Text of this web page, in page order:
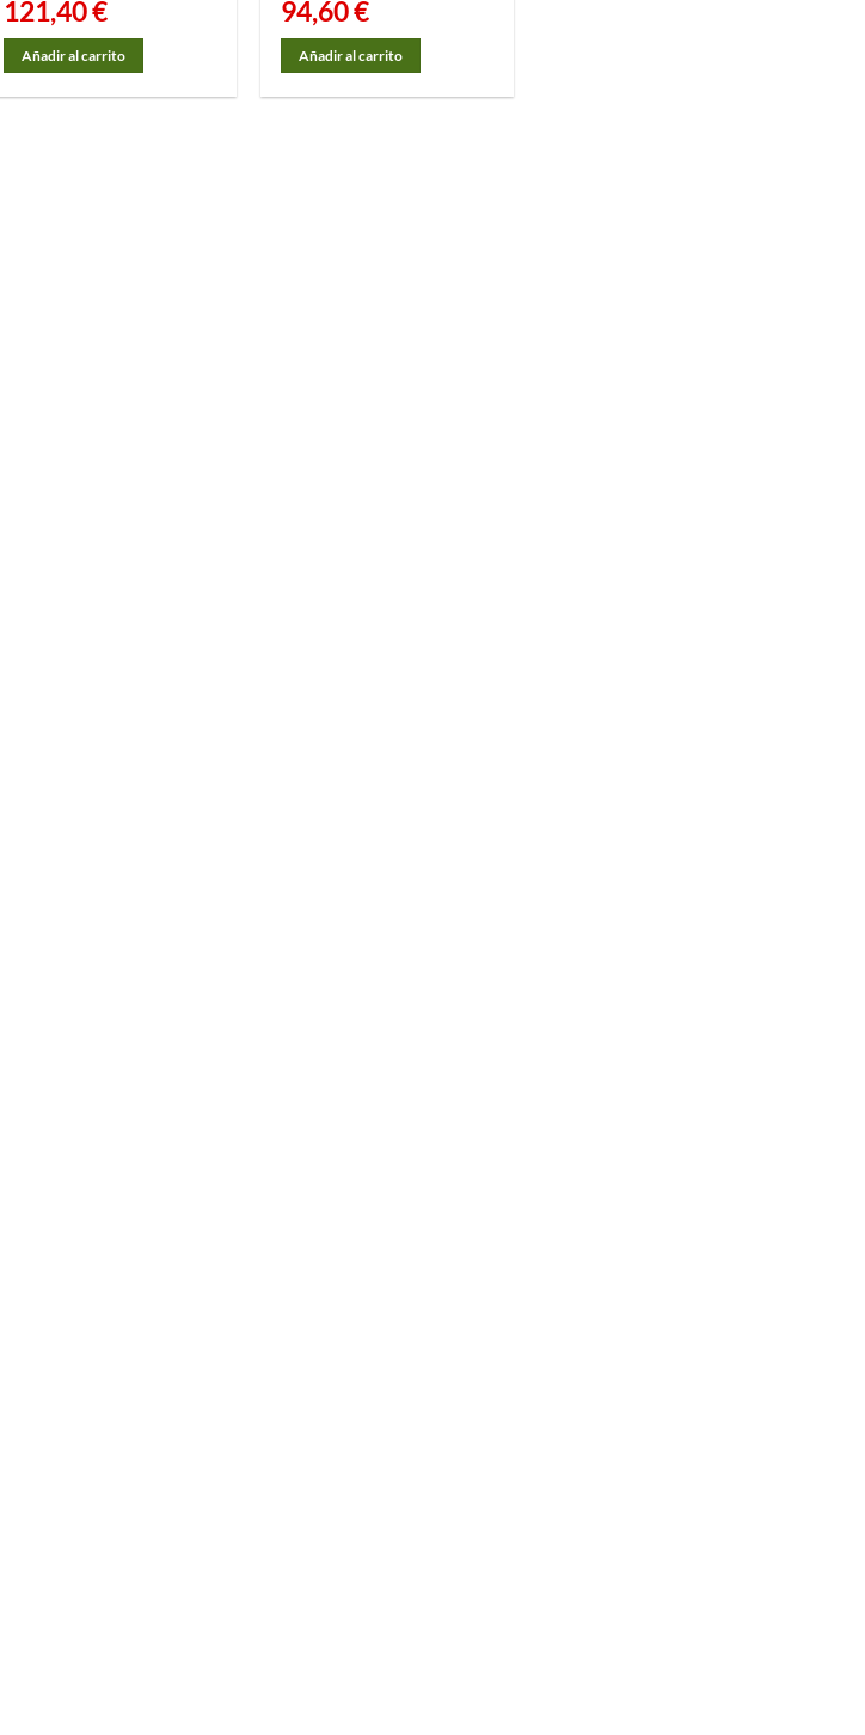
121,40€
Añadir al carrito
94,60€
Añadir al carrito